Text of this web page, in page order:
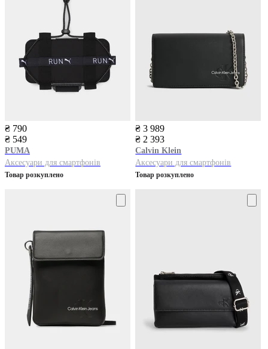
₴ 790
₴ 549
PUMA
Аксесуари для смартфонів
Товар розкуплено
₴ 3 989
₴ 2 393
Calvin Klein
Аксесуари для смартфонів
Товар розкуплено